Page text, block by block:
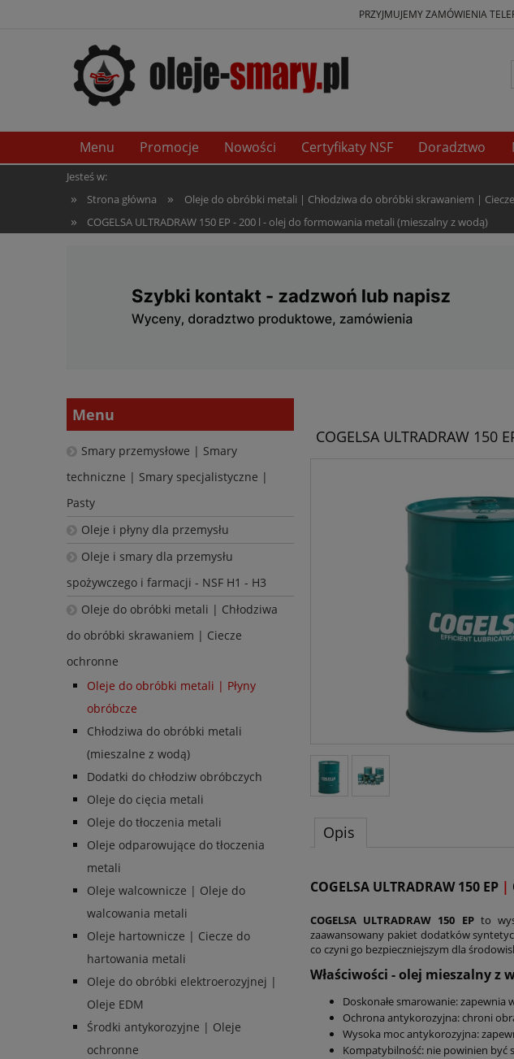
PRZYJMUJEMY ZAMÓWIENIA
Menu Promocje Nowości Certyfikaty NSF Doradztwo
Jesteś w:
» Strona główna » Oleje do obróbki metali | Chłodziwa do obróbki skrawaniem |
» COGELSA ULTRADRAW 150 EP - 200 l - olej do formowania metali (mieszalny z wodą)
Menu
Smary przemysłowe | Smary
techniczne | Smary specjalistyczne |
Pasty
Oleje i płyny dla przemysłu
Oleje i smary dla przemysłu
spożywczego i farmacji - NSF H1 - H3
Oleje do obróbki metali | Chłodziwa
do obróbki skrawaniem | Ciecze
ochronne
Oleje do obróbki metali | Płyny
obróbcze
Chłodziwa do obróbki metali
(mieszalne z wodą)
Dodatki do chłodziw obróbczych
Oleje do cięcia metali
Oleje do tłoczenia metali
Oleje odparowujące do tłoczenia
metali
Oleje walcownicze | Oleje do
walcowania metali
Oleje hartownicze | Ciecze do
hartowania metali
Oleje do obróbki elektroerozyjnej |
Oleje EDM
Środki antykorozyjne | Oleje
ochronne
COGELSA ULTRADRAW
Opis
COGELSA ULTRADRAW 150 EP |
COGELSA ULTRADRAW 150 EPto
zaawansowany pakiet dodatków
co czyni go bezpieczniejszym dla
Właściwości - olej mieszalny z
Doskonałe smarowanie:
Ochrona antykorozyjna: chroni
Wysoka moc antykorozyjna:
Kompatybilność: nie powinien